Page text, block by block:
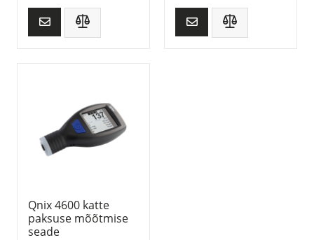
Qnix 4600 katte
paksuse mõõtmise
seade